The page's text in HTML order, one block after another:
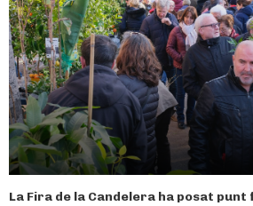
La Fira de la Candelera ha posat punt